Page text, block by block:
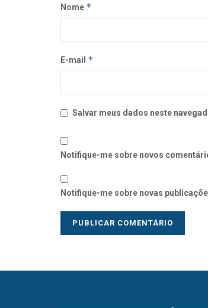
Nome *
E-mail *
Salvar meus dados neste
Notifique-me sobre novos
Notifique-me sobre novas